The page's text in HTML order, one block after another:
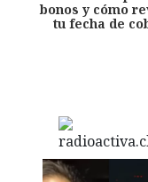
bonos y cómo
tu fecha de